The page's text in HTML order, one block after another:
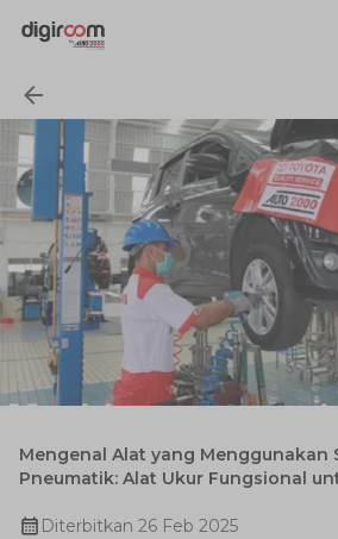
Mengenal Alat yang Menggunakan
Pneumatik: Alat Ukur Fungsional
Diterbitkan 26 Feb 2025